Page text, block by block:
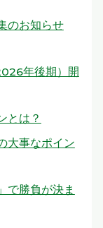
のお知らせ
年後期）開
とは？
大事なポイン
で勝負が決ま